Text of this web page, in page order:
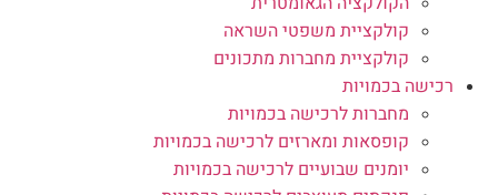
קולקציית משפטי השראה
קולקציית מחברות מתכונים
רכישה בכמויות
מחברות לרכישה בכמויות
קופסאות ומארזים לרכישה בכמויות
יומנים שבועיים לרכישה בכמויות